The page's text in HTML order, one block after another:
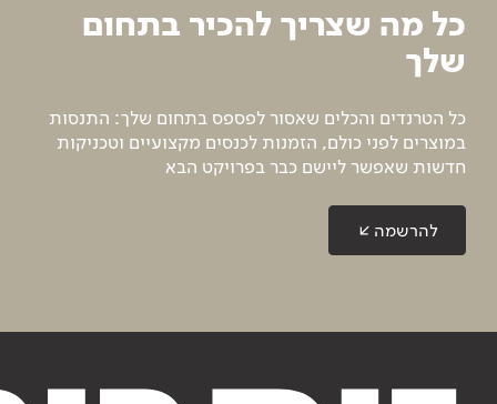
כל מה שצריך להכיר בתחום
שלך
כל הטרנדים והכלים שאסור לפספס בתחום שלך: התנסות
במוצרים לפני כולם, הזמנות לכנסים מקצועיים וטכניקות
חדשות שאפשר ליישם כבר בפרויקט הבא
להרשמה